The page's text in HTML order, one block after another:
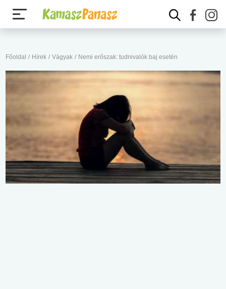
Főoldal / Hírek / Vágyak / Nemi erőszak: tudnivalók baj esetén